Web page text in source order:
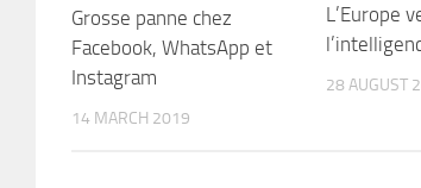
Grosse panne chez
Facebook, WhatsApp et
Instagram
14 MARCH 2019
L’Europe
28 AUGUST